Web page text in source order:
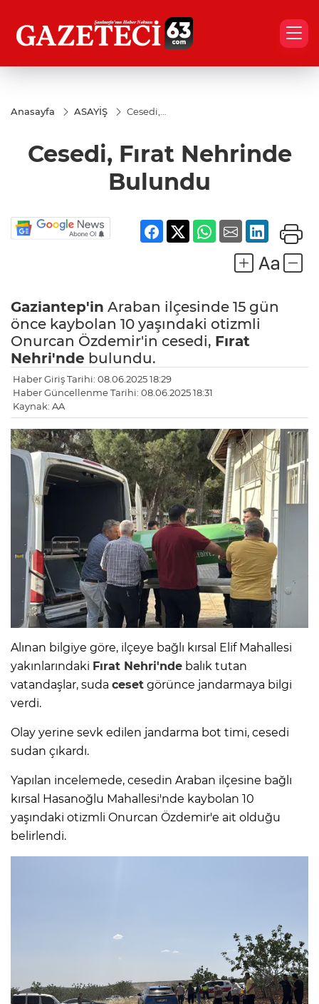
Anasayfa ASAYİŞ
Cesedi,
Bulundu
Cesedi, Fırat Nehrinde
Bulundu
Gaziantep'in Araban ilçesinde 15 gün
önce kaybolan 10 yaşındaki otizmli
Onurcan Özdemir'in cesedi, Fırat
Nehri'nde bulundu.
Haber Giriş Tarihi: 08.06.2025 18:29
Haber Güncellenme Tarihi: 08.06.2025 18:31
Kaynak: AA
Alınan bilgiye göre, ilçeye bağlı kırsal Elif Mahallesi
yakınlarındaki Fırat Nehri'nde balık tutan
vatandaşlar, suda ceset görünce jandarmaya bilgi
verdi.
Olay yerine sevk edilen jandarma bot timi, cesedi
sudan çıkardı.
Yapılan incelemede, cesedin Araban ilçesine bağlı
kırsal Hasanoğlu Mahallesi'nde kaybolan 10
yaşındaki otizmli Onurcan Özdemir'e ait olduğu
belirlendi.